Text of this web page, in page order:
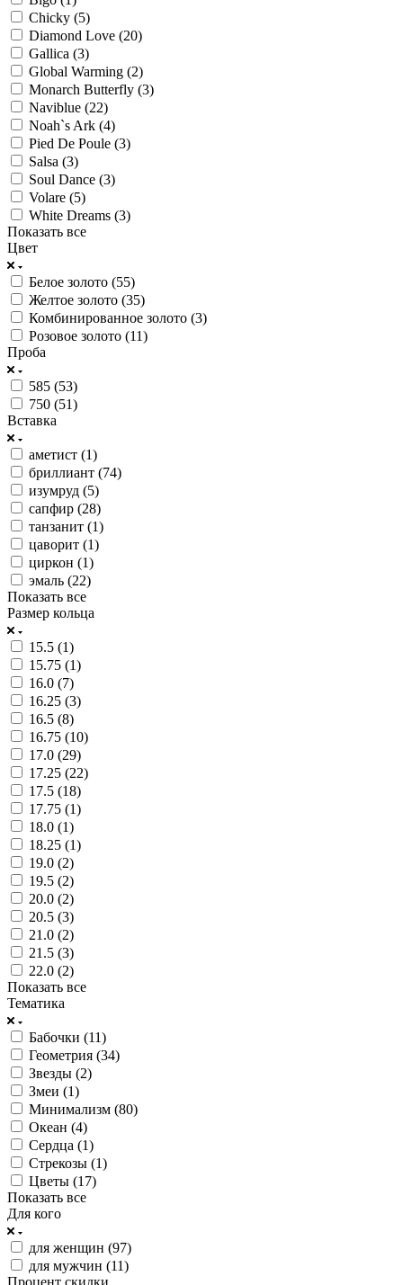
Chicky (5)
Diamond Love (20)
Gallica (3)
Global Warming (2)
Monarch Butterfly (3)
Naviblue (22)
Noah`s Ark (4)
Pied De Poule (3)
Salsa (3)
Soul Dance (3)
Volare (5)
White Dreams (3)
Показать все
Цвет
Белое золото (55)
Желтое золото (35)
Комбинированное золото (3)
Розовое золото (11)
Проба
585 (53)
750 (51)
Вставка
аметист (1)
бриллиант (74)
изумруд (5)
сапфир (28)
танзанит (1)
цаворит (1)
циркон (1)
эмаль (22)
Показать все
Размер кольца
15.5 (1)
15.75 (1)
16.0 (7)
16.25 (3)
16.5 (8)
16.75 (10)
17.0 (29)
17.25 (22)
17.5 (18)
17.75 (1)
18.0 (1)
18.25 (1)
19.0 (2)
19.5 (2)
20.0 (2)
20.5 (3)
21.0 (2)
21.5 (3)
22.0 (2)
Показать все
Тематика
Бабочки (11)
Геометрия (34)
Звезды (2)
Змеи (1)
Минимализм (80)
Океан (4)
Сердца (1)
Стрекозы (1)
Цветы (17)
Показать все
Для кого
для женщин (97)
для мужчин (11)
Процент скидки